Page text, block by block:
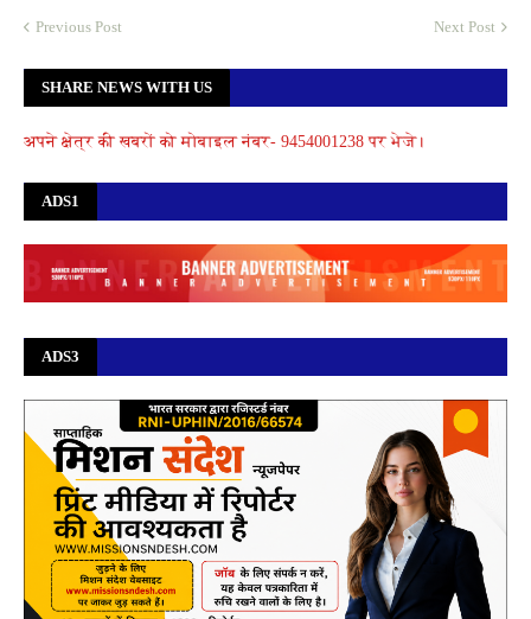
Previous Post Next Post
SHARE NEWS WITH US
अपने क्षेत्र की खबरों को मोबाइल नंबर- 9454001238 पर भेजे।
ADS1
ADS3